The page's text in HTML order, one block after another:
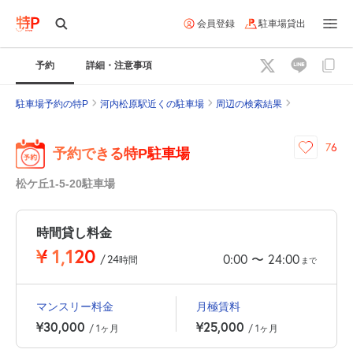
会員登録 駐車場貸出
予約 詳細・注意事項
駐車場予約の特P 河内松原駅近くの駐車場 周辺の検索結果
予約できる特P駐車場
松ケ丘1-5-20駐車場
76
時間貸し料金
¥1,120 /24時間 0:00 〜 24:00 まで
マンスリー料金
¥30,000 / 1ヶ月
月極賃料
¥25,000 / 1ヶ月